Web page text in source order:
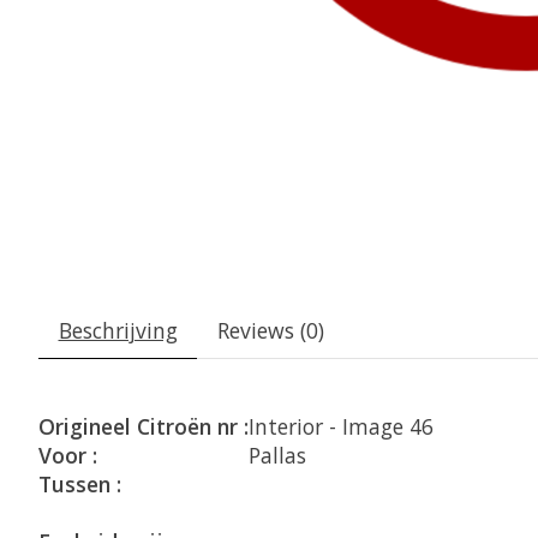
Beschrijving Reviews (0)
Origineel Citroën nr :Interior - Image 46
Voor :
Pallas
Tussen :